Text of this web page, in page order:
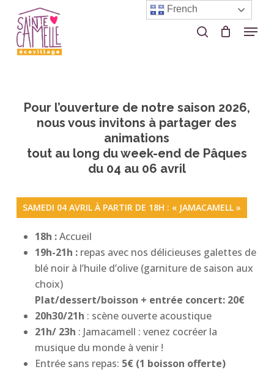
main
content
search Menu
Pour l’ouverture de notre saison 2026,
nous vous invitons à partager des
animations
tout au long du week-end de Pâques
du 04 au 06 avril
SAMEDI 04 AVRIL À PARTIR DE 18H : « JAMACAMELL »
18h :Accueil
19h-21h :repas avec nos délicieuses galettes de
blé noir à l’huile d’olive (garniture de saison aux
choix)
Plat/dessert/boisson + entrée concert: 20€
20h30/21h : scène ouverte acoustique
21h/ 23h : Jamacamell : venez cocréer la
musique du monde à venir !
Entrée sans repas: 5€ (1 boisson offerte)
Close
French